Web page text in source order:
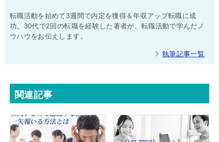
転職活動を始めて3週間で内定を獲得＆年収アップ転職に成
功。30代で2回の転職を経験した著者が、転職活動で学んだノ
ウハウをお伝えします。
執筆記事一覧
関連記事